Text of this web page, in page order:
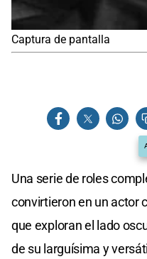
Captura de pantalla
Una serie de roles
convirtieron en un actor
que exploran el lado
de su larguísima y